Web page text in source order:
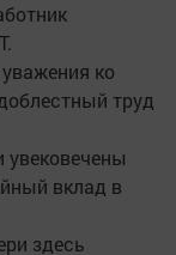
ко
труд
вклад в
здесь